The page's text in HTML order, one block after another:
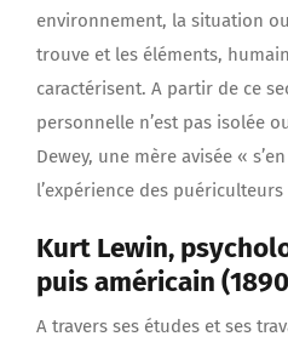
environnement, la situation
trouve et les éléments,
caractérisent. A partir de ce
personnelle n’est pas isolée
Dewey, une mère avisée «
l’expérience des
Kurt Lewin,
puis américain
A travers ses études et ses